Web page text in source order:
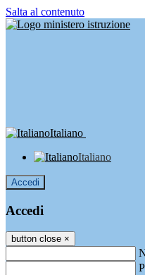
Salta al contenuto
Italiano
Italiano
Accedi
Accedi
button close ×